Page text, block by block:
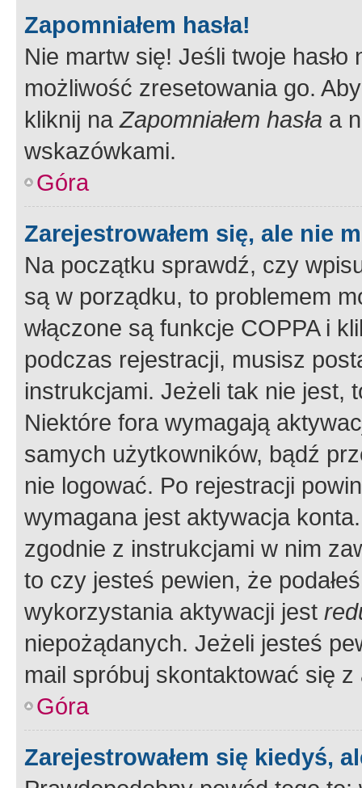
Zapomniałem hasła!
Nie martw się! Jeśli twoje
możliwość zresetowania go.
kliknij naZapomniałem hasła a
wskazówkami.
Góra
Zarejestrowałem się, ale nie
Na początku sprawdź, czy
są w porządku, to problemem
włączone są funkcje COPPA i
podczas rejestracji, musisz
instrukcjami. Jeżeli tak nie jest,
Niektóre fora wymagają
samych użytkowników, bądź
nie logować. Po rejestracji
wymagana jest aktywacja
zgodnie z instrukcjami w nim
to czy jesteś pewien, że
wykorzystania aktywacji jest
niepożądanych. Jeżeli jesteś
mail spróbuj skontaktować się
Góra
Zarejestrowałem się kiedyś,